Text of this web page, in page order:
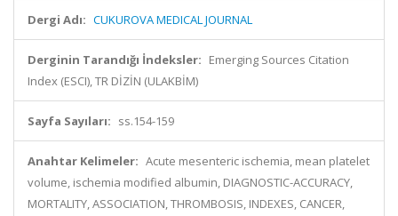
Dergi Adı: CUKUROVA MEDICAL JOURNAL
Derginin Tarandığı İndeksler: Emerging Sources Citation
Index (ESCI), TR DİZİN (ULAKBİM)
Sayfa Sayıları: ss.154-159
Anahtar Kelimeler: Acute mesenteric ischemia, mean platelet
volume, ischemia modified albumin, DIAGNOSTIC-ACCURACY,
MORTALITY, ASSOCIATION, THROMBOSIS, INDEXES, CANCER,